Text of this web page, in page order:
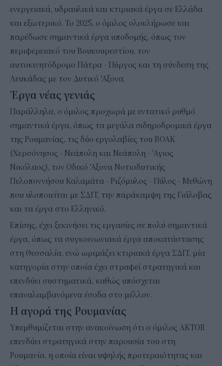
ενεργειακά, υδραυλικά και κτιριακά έργα σε Ελλάδα
και εξωτερικό. Το 2025, ο όμιλος ολοκλήρωσε και
παρέδωσε σημαντικά έργα υποδομής, όπως τον
περιφερειακό του Βουκουρεστίου, τον
αυτοκινητόδρομο Πάτρα - Πύργος και τη σύνδεση της
Λευκάδας με τον Δυτικό 'Αξονα.
Έργα νέας γενιάς
Παράλληλα, ο όμιλος προχωρά με εντατικό ρυθμό
σημαντικά έργα, όπως τα μεγάλα σιδηροδρομικά έργα
της Ρουμανίας, τις δύο εργολαβίες του ΒΟΑΚ
(Χερσόνησος - Νεάπολη και Νεάπολη - 'Αγιος
Νικόλαος), τον Οδικό 'Αξονα Νοτιοδυτικής
Πελοποννήσου Καλαμάτα - Ριζόμυλος - Πύλος - Μεθώνη
που υλοποιείται με ΣΔΙΤ, την παράκαμψη της Γιάλοβας
και τα έργα στο Ελληνικό.
Επίσης, έχει ξεκινήσει τις εργασίες σε πολύ σημαντικά
έργα, όπως τα συγκοινωνιακά έργα αποκατάστασης
στη Θεσσαλία, ενώ ωριμάζει κτιριακά έργα ΣΔΙΤ, μία
κατηγορία στην οποία έχει στραφεί στρατηγικά και
επενδύει συστηματικά, καθώς υπόσχεται
επαναλαμβανόμενα έσοδα στο μέλλον.
Η αγορά της Ρουμανίας
Υπεμθυμίζεται στην ανακοίνωση ότι ο όμιλος AKTOR
επενδύει στρατηγικά στην παρουσία του στη
Ρουμανία, η οποία είναι υψηλής προτεραιότητας και